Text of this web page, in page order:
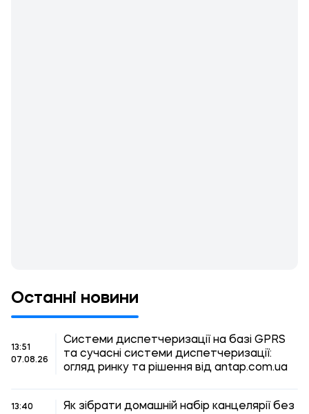
Останні новини
13:51
07.08.26
Системи диспетчеризації на базі GPRS
та сучасні системи диспетчеризації:
огляд ринку та рішення від antap.com.ua
13:40
Як зібрати домашній набір канцелярії без